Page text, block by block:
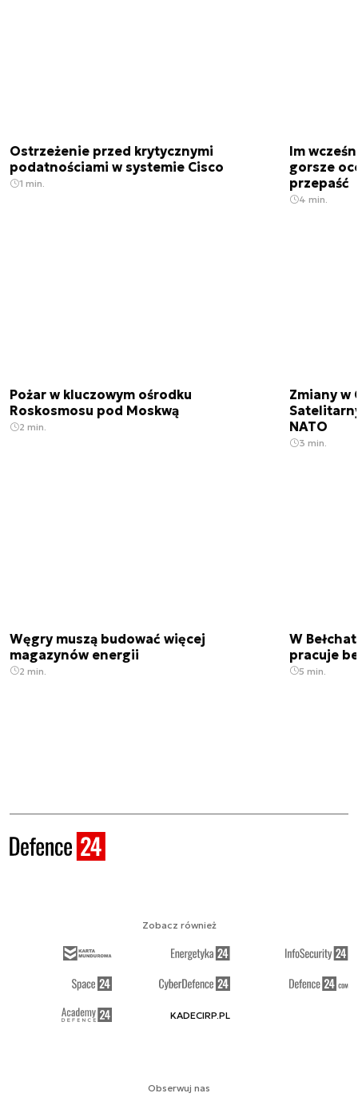
Ostrzeżenie przed krytycznymi
podatnościami w systemie Cisco
1 min.
Im
gorsze
przepaść
4 min.
Pożar w kluczowym ośrodku
Roskosmosu pod Moskwą
2 min.
Zmiany w
NATO
3 min.
Węgry muszą budować więcej
magazynów energii
2 min.
W
pracuje
5 min.
Obserwuj nas
Zobacz również
KADECIRP.PL